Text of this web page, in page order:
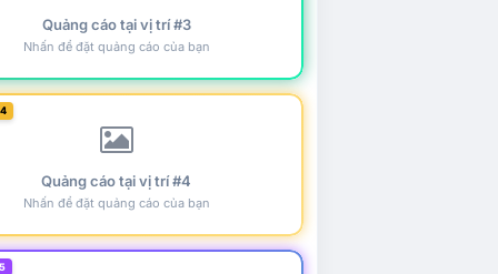
Quảng cáo tại vị trí #3
Nhấn để đặt quảng cáo của bạn
Quảng cáo tại vị trí #4
Nhấn để đặt quảng cáo của bạn